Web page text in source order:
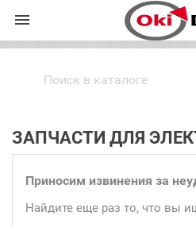

ЗАПЧАСТИ ДЛЯ
Приносим извинения за
Найдите еще раз то, что вы